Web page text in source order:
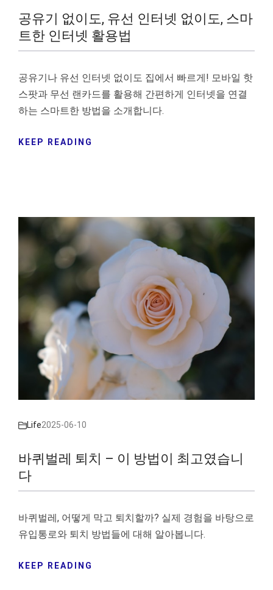
공유기 없이도, 유선 인터넷 없이도, 스마
트한 인터넷 활용법
공유기나 유선 인터넷 없이도 집에서 빠르게! 모바일 핫
스팟과 무선 랜카드를 활용해 간편하게 인터넷을 연결
하는 스마트한 방법을 소개합니다.
KEEP READING
Life2025-06-10
바퀴벌레 퇴치 – 이 방법이 최고였습니
다
바퀴벌레, 어떻게 막고 퇴치할까? 실제 경험을 바탕으로
유입통로와 퇴치 방법들에 대해 알아봅니다.
KEEP READING